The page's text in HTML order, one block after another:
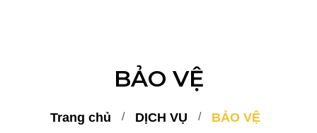
BẢO VỆ
Trang chủ DỊCH VỤ BẢO VỆ